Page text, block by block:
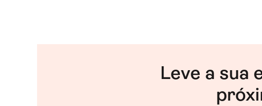
Leve a sua